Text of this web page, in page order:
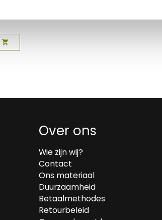
Over ons
Wie zijn wij?
Contact
Ons materiaal
Duurzaamheid
Betaalmethodes
Retourbeleid